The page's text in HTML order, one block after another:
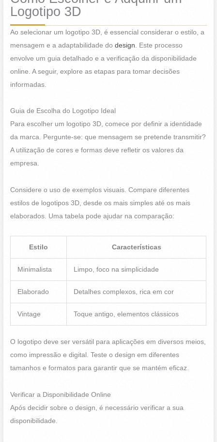
Logotipo 3D
Ao selecionar um logotipo 3D, é essencial considerar o estilo, a
mensagem e a adaptabilidade dodesign . Este processo
envolve um guia detalhado e a verificação da disponibilidade
online. A seguir, explore as etapas para tomar decisões
informadas.
Guia de Escolha do Logotipo Ideal
Para escolher um logotipo 3D, comece por definir a identidade
da marca. Pergunte-se: que mensagem se pretende transmitir?
A utilização de cores e formas deve refletir os valores da
empresa.
Considere o uso de exemplos visuais. Compare diferentes
estilos de logotipos 3D, desde os mais simples até os mais
elaborados. Uma tabela pode ajudar na comparação:
Estilo Características
Minimalista Limpo, foco na simplicidade
Elaborado Detalhes complexos, rica em cor
Vintage Toque antigo, elementos clássicos
O logotipo deve ser versátil para aplicações em diversos meios,
como impressão e digital. Teste o design em diferentes
tamanhos e formatos para garantir que se mantém eficaz.
Verificar a Disponibilidade Online
Após decidir sobre o design, é necessário verificar a sua
disponibilidade.